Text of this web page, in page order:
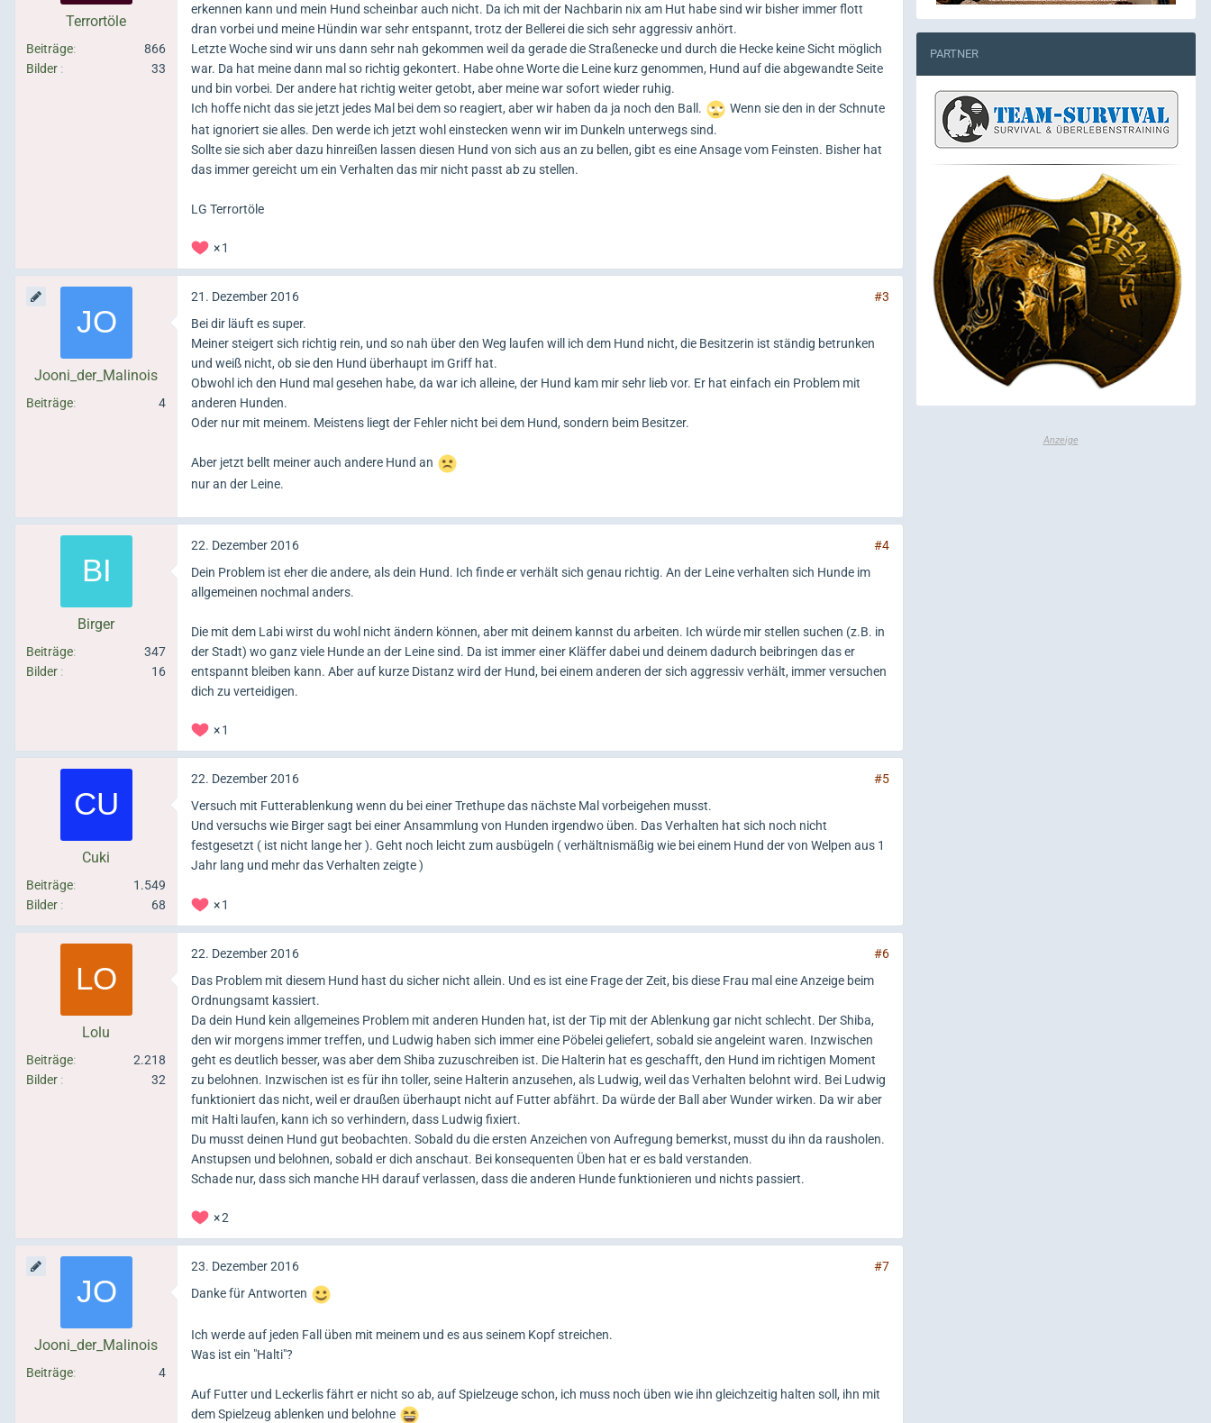
Terrortöle
Beiträge
866
Bilder
33
erkennen kann und mein Hund scheinbar auch nicht. Da ich mit der Nachbarin nix am Hut habe sind wir bisher immer flott
dran vorbei und meine Hündin war sehr entspannt, trotz der Bellerei die sich sehr aggressiv anhört.
Letzte Woche sind wir uns dann sehr nah gekommen weil da gerade die Straßenecke und durch die Hecke keine Sicht möglich
war. Da hat meine dann mal so richtig gekontert. Habe ohne Worte die Leine kurz genommen, Hund auf die abgewandte Seite
und bin vorbei. Der andere hat richtig weiter getobt, aber meine war sofort wieder ruhig.
Ich hoffe nicht das sie jetzt jedes Mal bei dem so reagiert, aber wir haben da ja noch den Ball.
Wenn sie den in der Schnute
hat ignoriert sie alles. Den werde ich jetzt wohl einstecken wenn wir im Dunkeln unterwegs sind.
Sollte sie sich aber dazu hinreißen lassen diesen Hund von sich aus an zu bellen, gibt es eine Ansage vom Feinsten. Bisher hat
das immer gereicht um ein Verhalten das mir nicht passt ab zu stellen.
LG Terrortöle
1
Jooni_der_Malinois
Beiträge 4
21. Dezember 2016
#3
Bei dir läuft es super.
Meiner steigert sich richtig rein, und so nah über den Weg laufen will ich dem Hund nicht, die Besitzerin ist ständig betrunken
und weiß nicht, ob sie den Hund überhaupt im Griff hat.
Obwohl ich den Hund mal gesehen habe, da war ich alleine, der Hund kam mir sehr lieb vor. Er hat einfach ein Problem mit
anderen Hunden.
Oder nur mit meinem. Meistens liegt der Fehler nicht bei dem Hund, sondern beim Besitzer.
Aber jetzt bellt meiner auch andere Hund an
nur an der Leine.
Birger
Beiträge
347
Bilder
16
22. Dezember 2016
#4
Dein Problem ist eher die andere, als dein Hund. Ich finde er verhält sich genau richtig. An der Leine verhalten sich Hunde im
allgemeinen nochmal anders.
Die mit dem Labi wirst du wohl nicht ändern können, aber mit deinem kannst du arbeiten. Ich würde mir stellen suchen (z.B. in
der Stadt) wo ganz viele Hunde an der Leine sind. Da ist immer einer Kläffer dabei und deinem dadurch beibringen das er
entspannt bleiben kann. Aber auf kurze Distanz wird der Hund, bei einem anderen der sich aggressiv verhält, immer versuchen
dich zu verteidigen.
1
Cuki
Beiträge
1.549
Bilder
68
22. Dezember 2016
#5
Versuch mit Futterablenkung wenn du bei einer Trethupe das nächste Mal vorbeigehen musst.
Und versuchs wie Birger sagt bei einer Ansammlung von Hunden irgendwo üben. Das Verhalten hat sich noch nicht
festgesetzt ( ist nicht lange her ). Geht noch leicht zum ausbügeln ( verhältnismäßig wie bei einem Hund der von Welpen aus 1
Jahr lang und mehr das Verhalten zeigte )
1
Lolu
Beiträge
2.218
Bilder
32
22. Dezember 2016
#6
Das Problem mit diesem Hund hast du sicher nicht allein. Und es ist eine Frage der Zeit, bis diese Frau mal eine Anzeige beim
Ordnungsamt kassiert.
Da dein Hund kein allgemeines Problem mit anderen Hunden hat, ist der Tip mit der Ablenkung gar nicht schlecht. Der Shiba,
den wir morgens immer treffen, und Ludwig haben sich immer eine Pöbelei geliefert, sobald sie angeleint waren. Inzwischen
geht es deutlich besser, was aber dem Shiba zuzuschreiben ist. Die Halterin hat es geschafft, den Hund im richtigen Moment
zu belohnen. Inzwischen ist es für ihn toller, seine Halterin anzusehen, als Ludwig, weil das Verhalten belohnt wird. Bei Ludwig
funktioniert das nicht, weil er draußen überhaupt nicht auf Futter abfährt. Da würde der Ball aber Wunder wirken. Da wir aber
mit Halti laufen, kann ich so verhindern, dass Ludwig fixiert.
Du musst deinen Hund gut beobachten. Sobald du die ersten Anzeichen von Aufregung bemerkst, musst du ihn da rausholen.
Anstupsen und belohnen, sobald er dich anschaut. Bei konsequenten Üben hat er es bald verstanden.
Schade nur, dass sich manche HH darauf verlassen, dass die anderen Hunde funktionieren und nichts passiert.
2
Jooni_der_Malinois
Beiträge 4
23. Dezember 2016
#7
Danke für Antworten
Ich werde auf jeden Fall üben mit meinem und es aus seinem Kopf streichen.
Was ist ein "Halti"?
Auf Futter und Leckerlis fährt er nicht so ab, auf Spielzeuge schon, ich muss noch üben wie ihn gleichzeitig halten soll, ihn mit
dem Spielzeug ablenken und belohne
PARTNER